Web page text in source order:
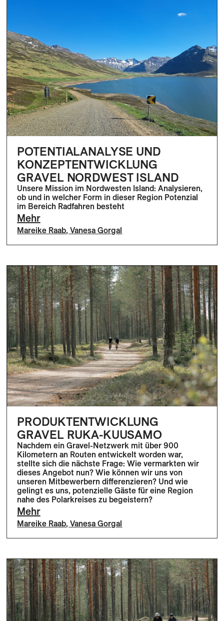
POTENTIALANALYSE UND
KONZEPTENTWICKLUNG
GRAVEL NORDWEST ISLAND
Unsere Mission im Nordwesten Island: Analysieren,
ob und in welcher Form in dieser Region Potenzial
im Bereich Radfahren besteht
Mehr
Mareike Raab,Vanesa Gorgal
PRODUKTENTWICKLUNG
GRAVEL RUKA-KUUSAMO
Nachdem ein Gravel-Netzwerk mit über 900
Kilometern an Routen entwickelt worden war,
stellte sich die nächste Frage: Wie vermarkten wir
dieses Angebot nun? Wie können wir uns von
unseren Mitbewerbern differenzieren? Und wie
gelingt es uns, potenzielle Gäste für eine Region
nahe des Polarkreises zu begeistern?
Mehr
Mareike Raab,Vanesa Gorgal